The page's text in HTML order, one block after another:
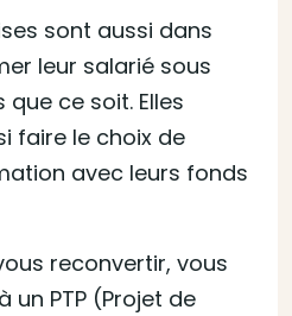
sont aussi dans
leur salarié sous
ce soit. Elles
faire le choix de
avec leurs fonds
reconvertir, vous
un PTP (Projet de